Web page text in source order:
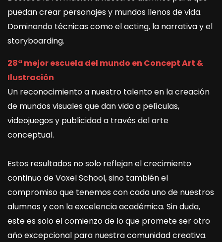
puedan crear personajes y mundos llenos de vida.
Dominando técnicas como el acting, la narrativa y el
storyboarding.
28ª mejor escuela del mundo en Concept Art &
Ilustración
Un reconocimiento a nuestro talento en la creación
de mundos visuales que dan vida a películas,
videojuegos y publicidad a través del arte
conceptual.
Estos resultados no solo reflejan el crecimiento
continuo de Voxel School, sino también el
compromiso que tenemos con cada uno de nuestros
alumnos y con la excelencia académica. Sin duda,
este es solo el comienzo de lo que promete ser otro
año excepcional para nuestra comunidad creativa.